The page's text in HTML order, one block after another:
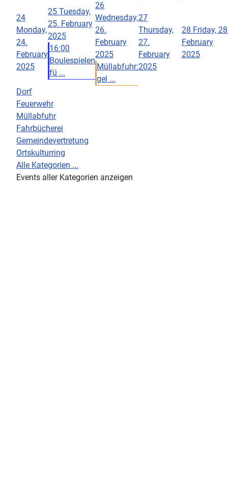
24
Monday,
24.
February
2025
25 Tuesday,
25. February
2025
16:00
Boulespielen
fü ...
26
Wednesday,
26.
February
2025
Müllabfuhr:
gel ...
27
Thursday,
27.
February
2025
28 Friday,
February
2025
Dorf
Feuerwehr
Müllabfuhr
Fahrbücherei
Gemeindevertretung
Ortskulturring
Alle Kategorien ...
Events aller Kategorien anzeigen